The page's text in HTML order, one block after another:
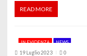
i
READ MORE
IN EVIDENZA NEWS
19 Luglio 2023 0